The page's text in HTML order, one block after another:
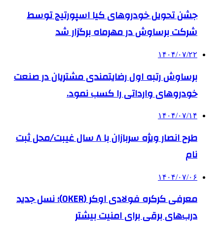
جشن تحویل خودروهای کیا اسپورتیج توسط
شرکت برساوش در مهرماه برگزار شد
۱۴۰۴/۰۷/۲۲
برساوش رتبه اول رضایتمندی مشتریان در صنعت
خودروهای وارداتی را کسب نمود.
۱۴۰۴/۰۷/۱۴
طرح انصار ویژه سربازان با ۸ سال غیبت/محل ثبت
نام
۱۴۰۴/۰۷/۰۶
معرفی کرکره فولادی اوکر (OKER)؛ نسل جدید
درب‌های برقی برای امنیت بیشتر